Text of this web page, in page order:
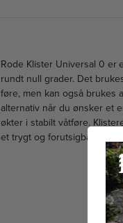
Rode Klister Universal 0
rundt null grader. Det
føre, men kan også brukes
alternativ når du ønsker et
økter i stabilt våtføre.
et trygt og forutsigbart